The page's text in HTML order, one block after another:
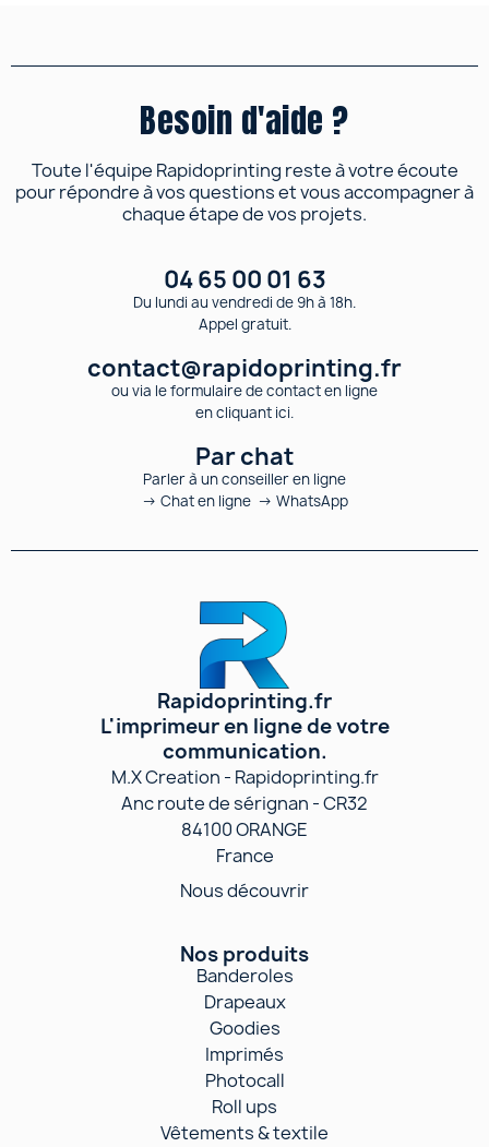
Besoin d'aide ?
Toute l'équipe Rapidoprinting reste à votre écoute
pour répondre à vos questions et vous accompagner à
chaque étape de vos projets.
04 65 00 01 63
Du lundi au vendredi de 9h à 18h.
Appel gratuit.
contact@rapidoprinting.fr
ou via le formulaire de contact en ligne
en cliquant ici.
Par chat
Parler à un conseiller en ligne
→ Chat en ligne → WhatsApp
Rapidoprinting.fr
L'imprimeur en ligne de votre
communication.
M.X Creation - Rapidoprinting.fr
Anc route de sérignan - CR32
84100 ORANGE
France
Nous découvrir
Nos produits
Banderoles
Drapeaux
Goodies
Imprimés
Photocall
Roll ups
Vêtements & textile